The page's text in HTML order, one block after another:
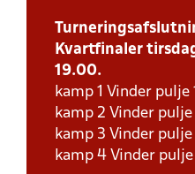
Kvartfinaler
19.00.
kamp 1 Vinder
kamp 2 Vinder
kamp 3 Vinder
kamp 4 Vinder